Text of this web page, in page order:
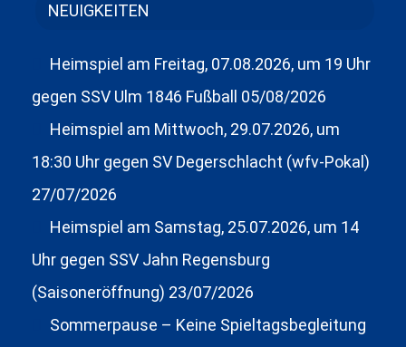
NEUIGKEITEN
Heimspiel am Freitag, 07.08.2026, um 19 Uhr
gegen SSV Ulm 1846 Fußball
05/08/2026
Heimspiel am Mittwoch, 29.07.2026, um
18:30 Uhr gegen SV Degerschlacht (wfv-Pokal)
27/07/2026
Heimspiel am Samstag, 25.07.2026, um 14
Uhr gegen SSV Jahn Regensburg
(Saisoneröffnung) 23/07/2026
Sommerpause – Keine Spieltagsbegleitung